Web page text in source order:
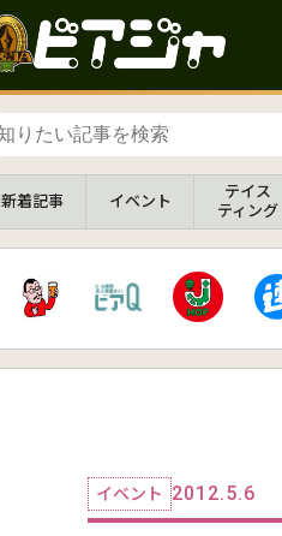
新着記事 イベント
テイス
ティング
イベント 2012.5.6